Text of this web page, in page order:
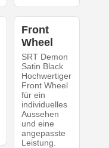
Front
Wheel
SRT Demon
Satin Black
Hochwertiger
Front Wheel
für ein
individuelles
Aussehen
und eine
angepasste
Leistung.